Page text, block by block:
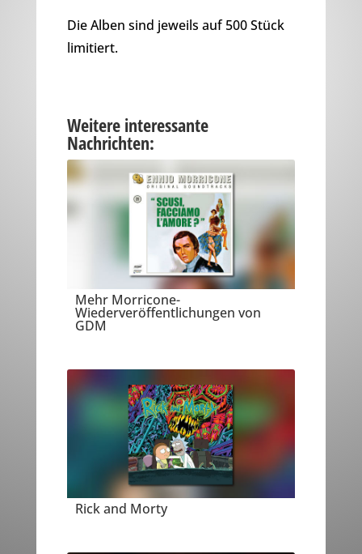
Die Alben sind jeweils auf 500 Stück
limitiert.
Weitere interessante
Nachrichten:
Mehr Morricone-
Wiederveröffentlichungen von
GDM
Rick and Morty